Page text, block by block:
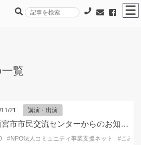
覧
21 講演・出演
【西宮市市民交流センターからのお知らせ】栄養学部の学生に学ぶ フレイル予防のための栄養講座
#NPO法人コミュニティ事業支援ネット # こみサ